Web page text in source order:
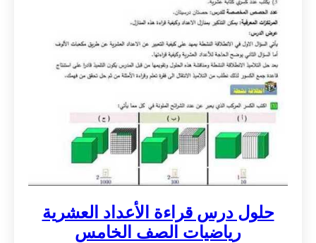
حلول درس قراءة الأعداد العشرية
رياضيات الصف الخامس